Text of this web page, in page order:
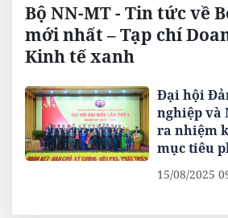
Bộ NN-MT - Tin tức về
mới nhất – Tạp chí
Kinh tế xanh
Đại hội
nghiệp và
ra nhiệm
mục tiêu
15/08/2025